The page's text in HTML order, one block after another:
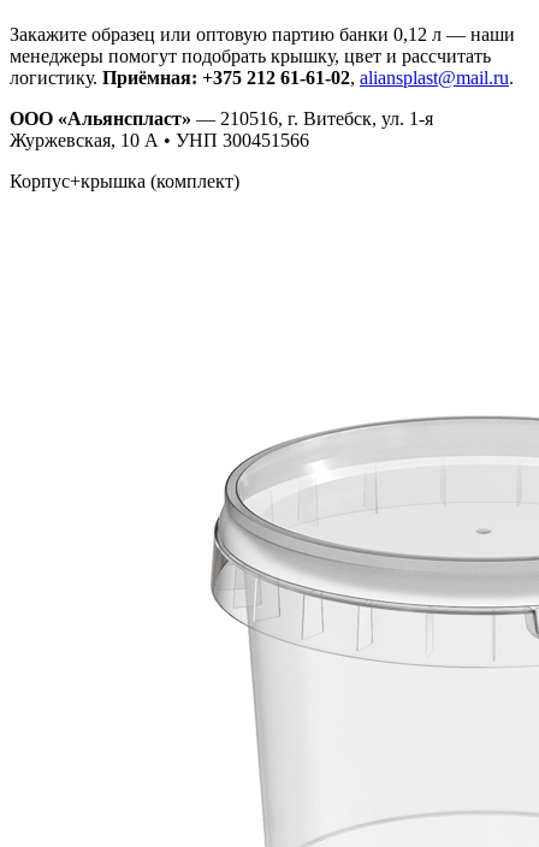
Закажите образец или оптовую партию банки 0,12 л — наши
менеджеры помогут подобрать крышку, цвет и рассчитать
логистику. Приёмная: +375 212 61-61-02, aliansplast@mail.ru.
ООО «Альянспласт» — 210516, г. Витебск, ул. 1-я
Журжевская, 10 А • УНП 300451566
Корпус+крышка (комплект)